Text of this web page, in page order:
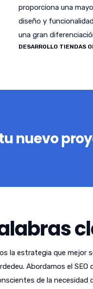
proporciona una
diseño y
una gran
DESARROLLO TIENDAS
nuevo
la estrategia que
Abordamos el
de la